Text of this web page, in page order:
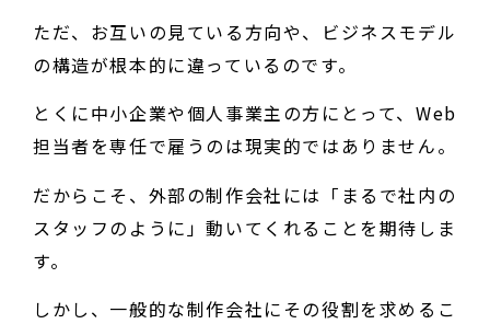
ただ、お互いの見ている方向や、ビジネスモデル
の構造が根本的に違っているのです。
とくに中小企業や個人事業主の方にとって、Web
担当者を専任で雇うのは現実的ではありません。
だからこそ、外部の制作会社には「まるで社内の
スタッフのように」動いてくれることを期待しま
す。
しかし、一般的な制作会社にその役割を求めるこ